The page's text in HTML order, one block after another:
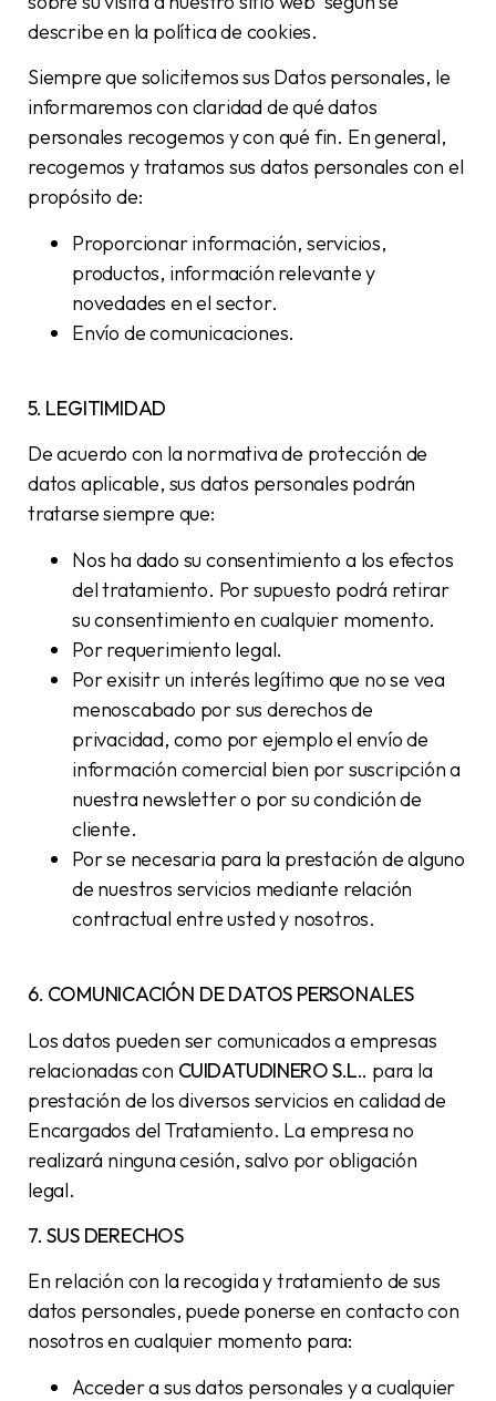
describe en la política de cookies.
Siempre que solicitemos sus Datos personales, le
informaremos con claridad de qué datos
personales recogemos y con qué fin. En general,
recogemos y tratamos sus datos personales con el
propósito de:
Proporcionar información, servicios,
productos, información relevante y
novedades en el sector.
Envío de comunicaciones.
5. LEGITIMIDAD
De acuerdo con la normativa de protección de
datos aplicable, sus datos personales podrán
tratarse siempre que:
Nos ha dado su consentimiento a los efectos
del tratamiento. Por supuesto podrá retirar
su consentimiento en cualquier momento.
Por requerimiento legal.
Por exisitr un interés legítimo que no se vea
menoscabado por sus derechos de
privacidad, como por ejemplo el envío de
información comercial bien por suscripción a
nuestra newsletter o por su condición de
cliente.
Por se necesaria para la prestación de alguno
de nuestros servicios mediante relación
contractual entre usted y nosotros.
6. COMUNICACIÓN DE DATOS PERSONALES
Los datos pueden ser comunicados a empresas
relacionadas con CUIDATUDINERO S.L.. para la
prestación de los diversos servicios en calidad de
Encargados del Tratamiento. La empresa no
realizará ninguna cesión, salvo por obligación
legal.
7. SUS DERECHOS
En relación con la recogida y tratamiento de sus
datos personales, puede ponerse en contacto con
nosotros en cualquier momento para:
Acceder a sus datos personales y a cualquier